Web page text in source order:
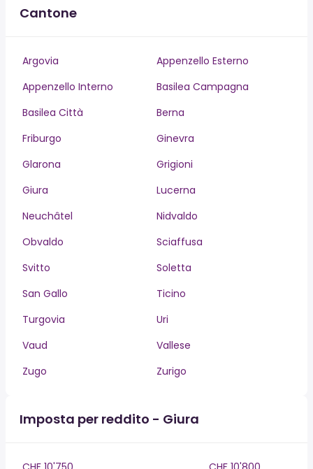
Cantone
Argovia
Appenzello Esterno
Appenzello Interno
Basilea Campagna
Basilea Città
Berna
Friburgo
Ginevra
Glarona
Grigioni
Giura
Lucerna
Neuchâtel
Nidvaldo
Obvaldo
Sciaffusa
Svitto
Soletta
San Gallo
Ticino
Turgovia
Uri
Vaud
Vallese
Zugo
Zurigo
Imposta per reddito - Giura